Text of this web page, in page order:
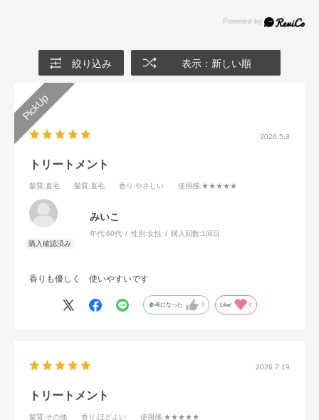
絞り込み 表示：新しい順
2026.5.3
トリートメント
髪質:直毛 髪質:直毛 香り :やさしい 使用感:★★★★★
みいこ
年代:60代 性別:女性 購入回数:1回目
香りも優しく 使いやすいです
参考になった 0 Like! 0
2026.7.19
トリートメント
髪質:その他 香り :ほどよい 使用感:★★★★★